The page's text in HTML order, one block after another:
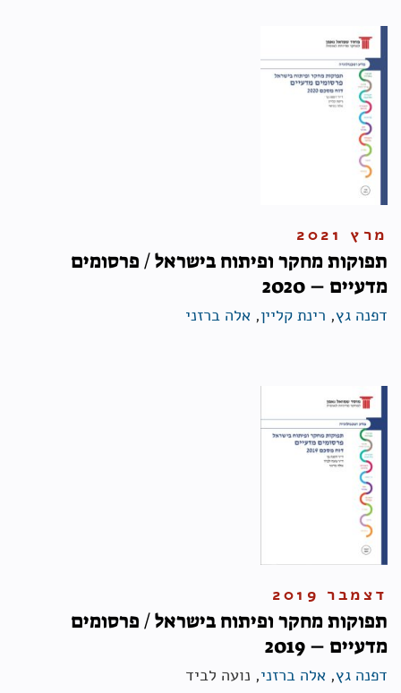
מרץ 2021
תפוקות מחקר ופיתוח בישראל / פרסומים
מדעיים – 2020
דפנה גץ, רינת קליין, אלה ברזני
דצמבר 2019
תפוקות מחקר ופיתוח בישראל / פרסומים
מדעיים – 2019
דפנה גץ, אלה ברזני, נועה לביד